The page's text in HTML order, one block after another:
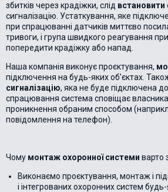
збитків через крадіжки, слід встановити
сигналізацію. Устаткування, яке
при спрацюванні датчиків миттєво
тривоги, і група швидкого реагування
попередити крадіжку або напад.
Наша компанія виконує проєктування,
підключення на будь-яких об’єктах.
сигналізацію, яка не буде підключена
спрацювання система сповіщає
проникнення обраним способом
повідомлення на телефон).
Чому монтаж охоронної системи варто
Виконаємо проєктування, монтаж і
і інтегрованих охоронних систем будь-